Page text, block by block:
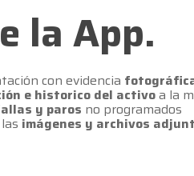
la App.
con evidencia
e historico del activoa la
y paros no programados
imágenes y archivos